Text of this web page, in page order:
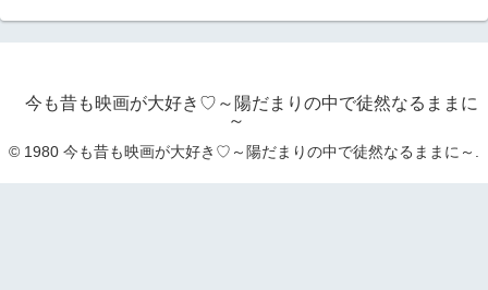
今も昔も映画が大好き♡～陽だまりの中で徒然なるままに
～
© 1980 今も昔も映画が大好き♡～陽だまりの中で徒然なるままに～.